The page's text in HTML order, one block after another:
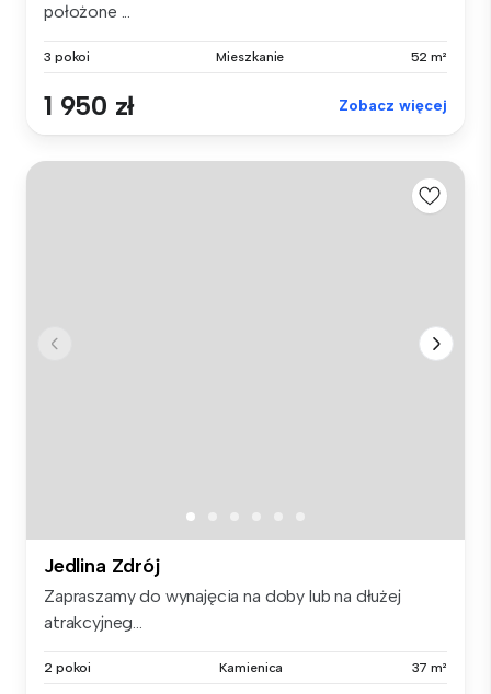
położone ...
3 pokoi Mieszkanie 52 m²
1 950 zł Zobacz więcej
Jedlina Zdrój
Zapraszamy do wynajęcia na doby lub na dłużej
atrakcyjneg...
2 pokoi Kamienica 37 m²